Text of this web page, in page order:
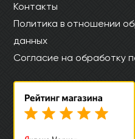
Контакты
Политика в отношении
данных
Согласие на обработку